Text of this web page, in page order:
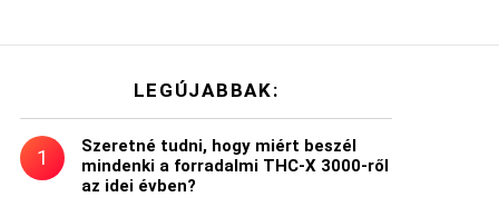
LEGÚJABBAK:
Szeretné tudni, hogy miért beszél
mindenki a forradalmi THC-X 3000-ről
az idei évben?